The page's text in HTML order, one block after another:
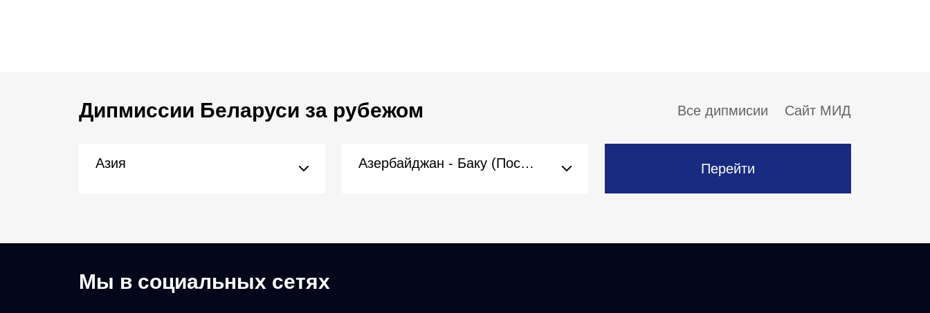
Дипмиссии Беларуси за рубежом Все дипмисии Сайт МИД
Азия Азербайджан - Баку (Посольство) Перейти
Мы в социальных сетях